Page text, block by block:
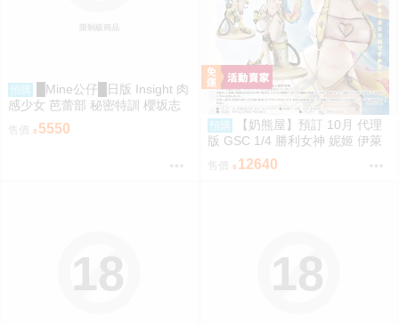
限制級商品
預購
█Mine公仔█日版 Insight 肉
感少女 芭蕾部 秘密特訓 櫻坂志
穗 桜坂しほ 1/6 PMMA D9262
售價 5550 預購
【奶熊屋】預訂 10月 代理
版 GSC 1/4 勝利女神 妮姬 伊萊
格 BOOM與驚嚇 0905
售價 12640
18 18